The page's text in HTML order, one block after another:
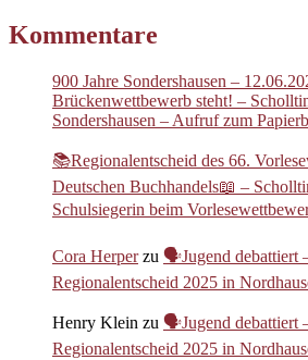
Kommentare
900 Jahre Sondershausen –
Brückenwettbewerb steht! –
Sondershausen – Aufruf zum
📚Regionalentscheid des 66.
Deutschen Buchhandels📖 –
Schulsiegerin beim
Cora Herperzu 🗣️Jugend debattiert
Regionalentscheid 2025 in
Henry Klein zu 🗣️Jugend debattiert
Regionalentscheid 2025 in